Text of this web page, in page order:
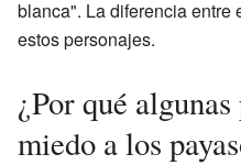
blanca". La diferencia entre
estos personajes.
¿Por qué
miedo a los